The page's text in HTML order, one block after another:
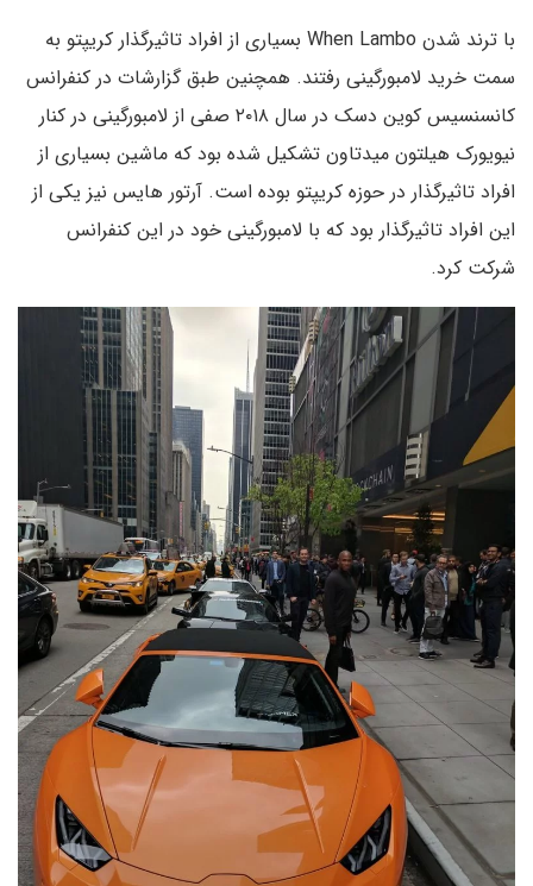
با ترند شدن When Lambo بسیاری از افراد تاثیرگذار کریپتو به
سمت خرید لامبورگینی رفتند. همچنین طبق گزارشات در کنفرانس
کانسنسیس کوین دسک در سال ۲۰۱۸ صفی از لامبورگینی در کنار
نیویورک هیلتون میدتاون تشکیل شده بود که ماشین بسیاری از
افراد تاثیرگذار در حوزه کریپتو بوده است. آرتور هایس نیز یکی از
این افراد تاثیرگذار بود که با لامبورگینی خود در این کنفرانس
شرکت کرد.